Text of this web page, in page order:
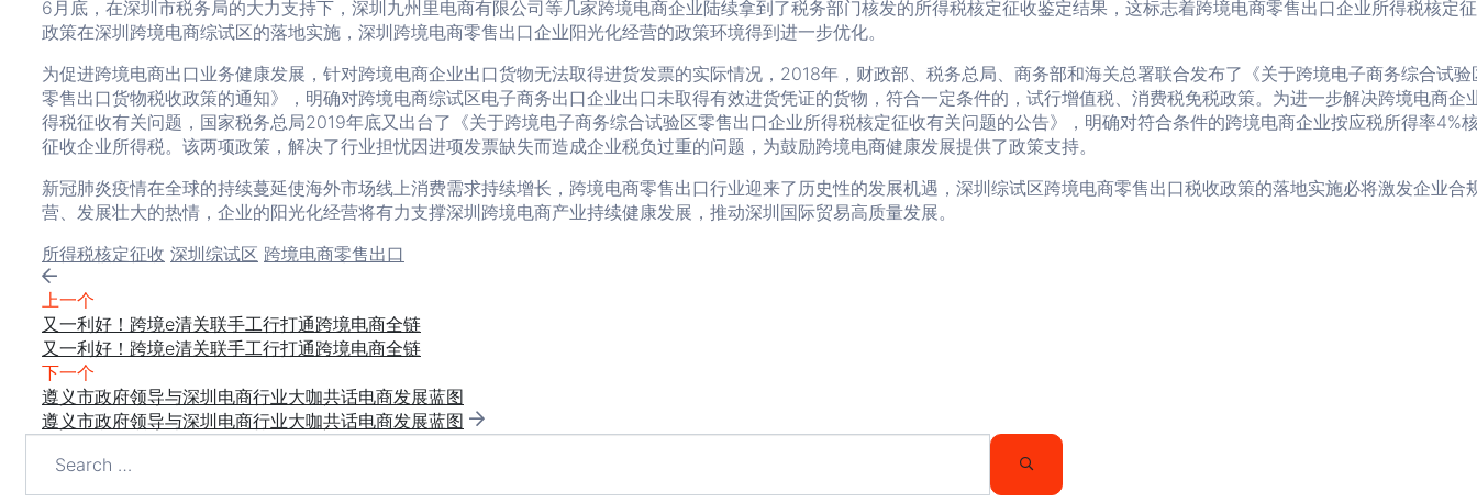
6月底，在深圳市税务局的大力支持下，深圳九州里电商有限公司等几家跨境电商企业陆续拿到了税务部门核发的所得税核定征收鉴定结果，这标志着跨境电商零售出口企业所得税核定
政策在深圳跨境电商综试区的落地实施，深圳跨境电商零售出口企业阳光化经营的政策环境得到进一步优化。
为促进跨境电商出口业务健康发展，针对跨境电商企业出口货物无法取得进货发票的实际情况，2018年，财政部、税务总局、商务部和海关总署联合发布了《关于跨境电子商务综合试验
零售出口货物税收政策的通知》，明确对跨境电商综试区电子商务出口企业出口未取得有效进货凭证的货物，符合一定条件的，试行增值税、消费税免税政策。为进一步解决跨境电商企
得税征收有关问题，国家税务总局2019年底又出台了《关于跨境电子商务综合试验区零售出口企业所得税核定征收有关问题的公告》，明确对符合条件的跨境电商企业按应税所得率4%
征收企业所得税。该两项政策，解决了行业担忧因进项发票缺失而造成企业税负过重的问题，为鼓励跨境电商健康发展提供了政策支持。
新冠肺炎疫情在全球的持续蔓延使海外市场线上消费需求持续增长，跨境电商零售出口行业迎来了历史性的发展机遇，深圳综试区跨境电商零售出口税收政策的落地实施必将激发企业合
营、发展壮大的热情，企业的阳光化经营将有力支撑深圳跨境电商产业持续健康发展，推动深圳国际贸易高质量发展。
Tags:
所得税核定征收 深圳综试区 跨境电商零售出口
上一个
又一利好！跨境e清关联手工行打通跨境电商全链
又一利好！跨境e清关联手工行打通跨境电商全链
下一个
遵义市政府领导与深圳电商行业大咖共话电商发展蓝图
遵义市政府领导与深圳电商行业大咖共话电商发展蓝图
SEARCH